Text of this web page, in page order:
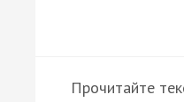
Прочитайте